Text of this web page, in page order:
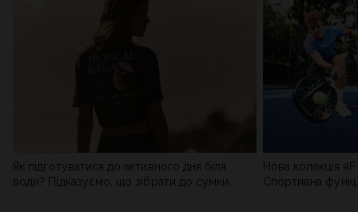
Як підготуватися до активного дня біля
води? Підказуємо, що зібрати до сумки
Нова колекція
Спортивна